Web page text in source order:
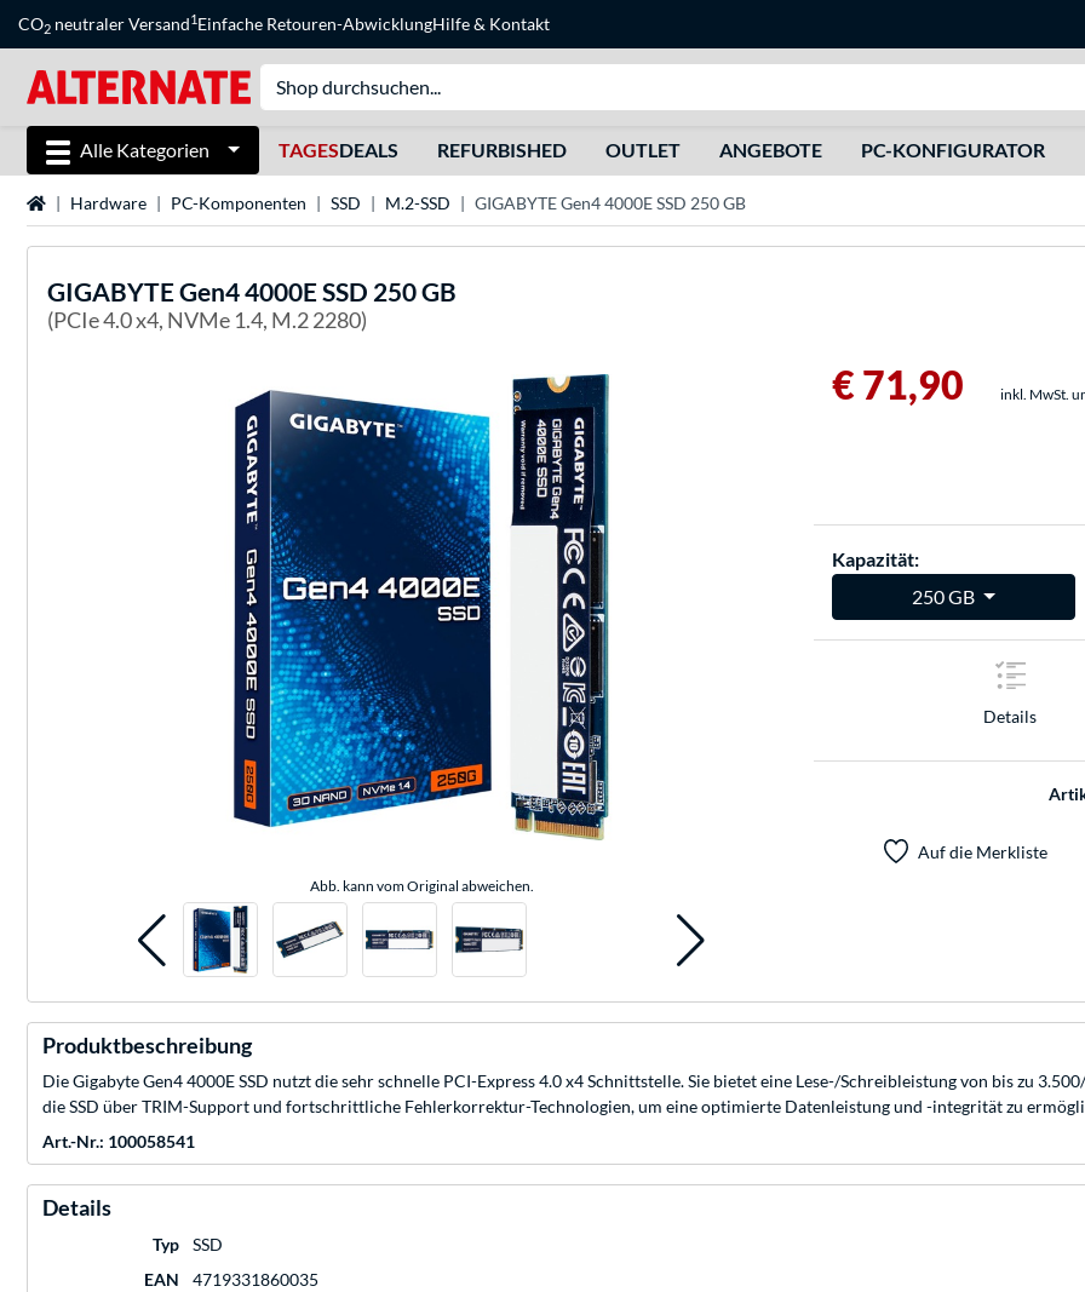
CO2 neutraler Versand1Einfache Retouren-AbwicklungHilfe& Kontakt
Alle Kategorien TAGESDEALS REFURBISHED OUTLET ANGEBOTE PC-KONFIGURATOR
StartseiteHardware PC-Komponenten SSD M.2-SSD GIGABYTE Gen4 4000E SSD 250 GB
GIGABYTEGen4 4000E SSD 250 GB
(PCIe 4.0 x4, NVMe 1.4, M.2 2280)
Abb. kann vom Original abweichen.
€ 71,90 inkl. MwSt.
Kapazität:
250 GB
Details
Auf die Merkliste
Produktbeschreibung
Die Gigabyte Gen4 4000E SSD nutzt die sehr schnelle PCI-Express 4.0 x4 Schnittstelle. Sie bietet eine Lese-/Schreibleistung von bis zu
die SSD über TRIM-Support und fortschrittliche Fehlerkorrektur-Technologien, um eine optimierte Datenleistung und -integrität zu
Art.-Nr.: 100058541
Details
Typ
SSD
EAN
4719331860035